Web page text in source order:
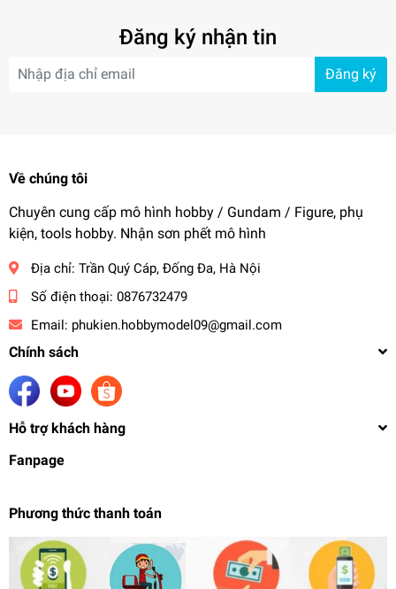
Đăng ký nhận tin
Đăng ký
Về chúng tôi
Chuyên cung cấp mô hình hobby / Gundam / Figure, phụ
kiện, tools hobby. Nhận sơn phết mô hình
Địa chỉ: Trần Quý Cáp, Đống Đa, Hà Nội
Số điện thoại: 0876732479
Email: phukien.hobbymodel09@gmail.com
Chính sách
Hỗ trợ khách hàng
Fanpage
Phương thức thanh toán